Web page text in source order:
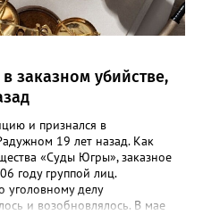
заказном убийстве,
и признался в
19 лет назад. Как
«Суды Югры», заказное
году группой лиц.
уголовному делу
и возобновлялось. В мае